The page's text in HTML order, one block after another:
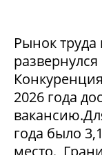
Рынок
2026 года
года было
место.